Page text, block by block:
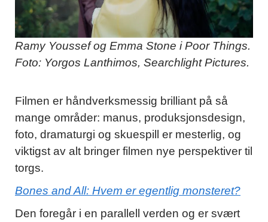
Ramy Youssef og Emma Stone i Poor Things.
Foto: Yorgos Lanthimos, Searchlight Pictures.
Filmen er håndverksmessig brilliant på så
mange områder: manus, produksjonsdesign,
foto, dramaturgi og skuespill er mesterlig, og
viktigst av alt bringer filmen nye perspektiver til
torgs.
Bones and All: Hvem er egentlig monsteret?
Den foregår i en parallell verden og er svært